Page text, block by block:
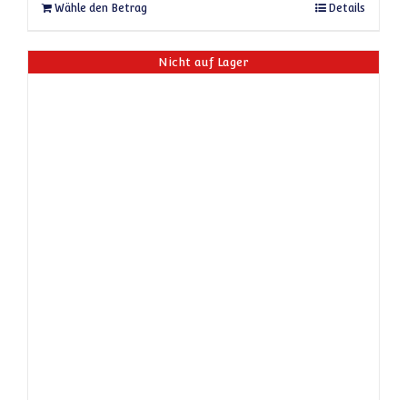
Wähle den Betrag Dieses Produkt weist mehrere Varianten
Details
Nicht auf Lager